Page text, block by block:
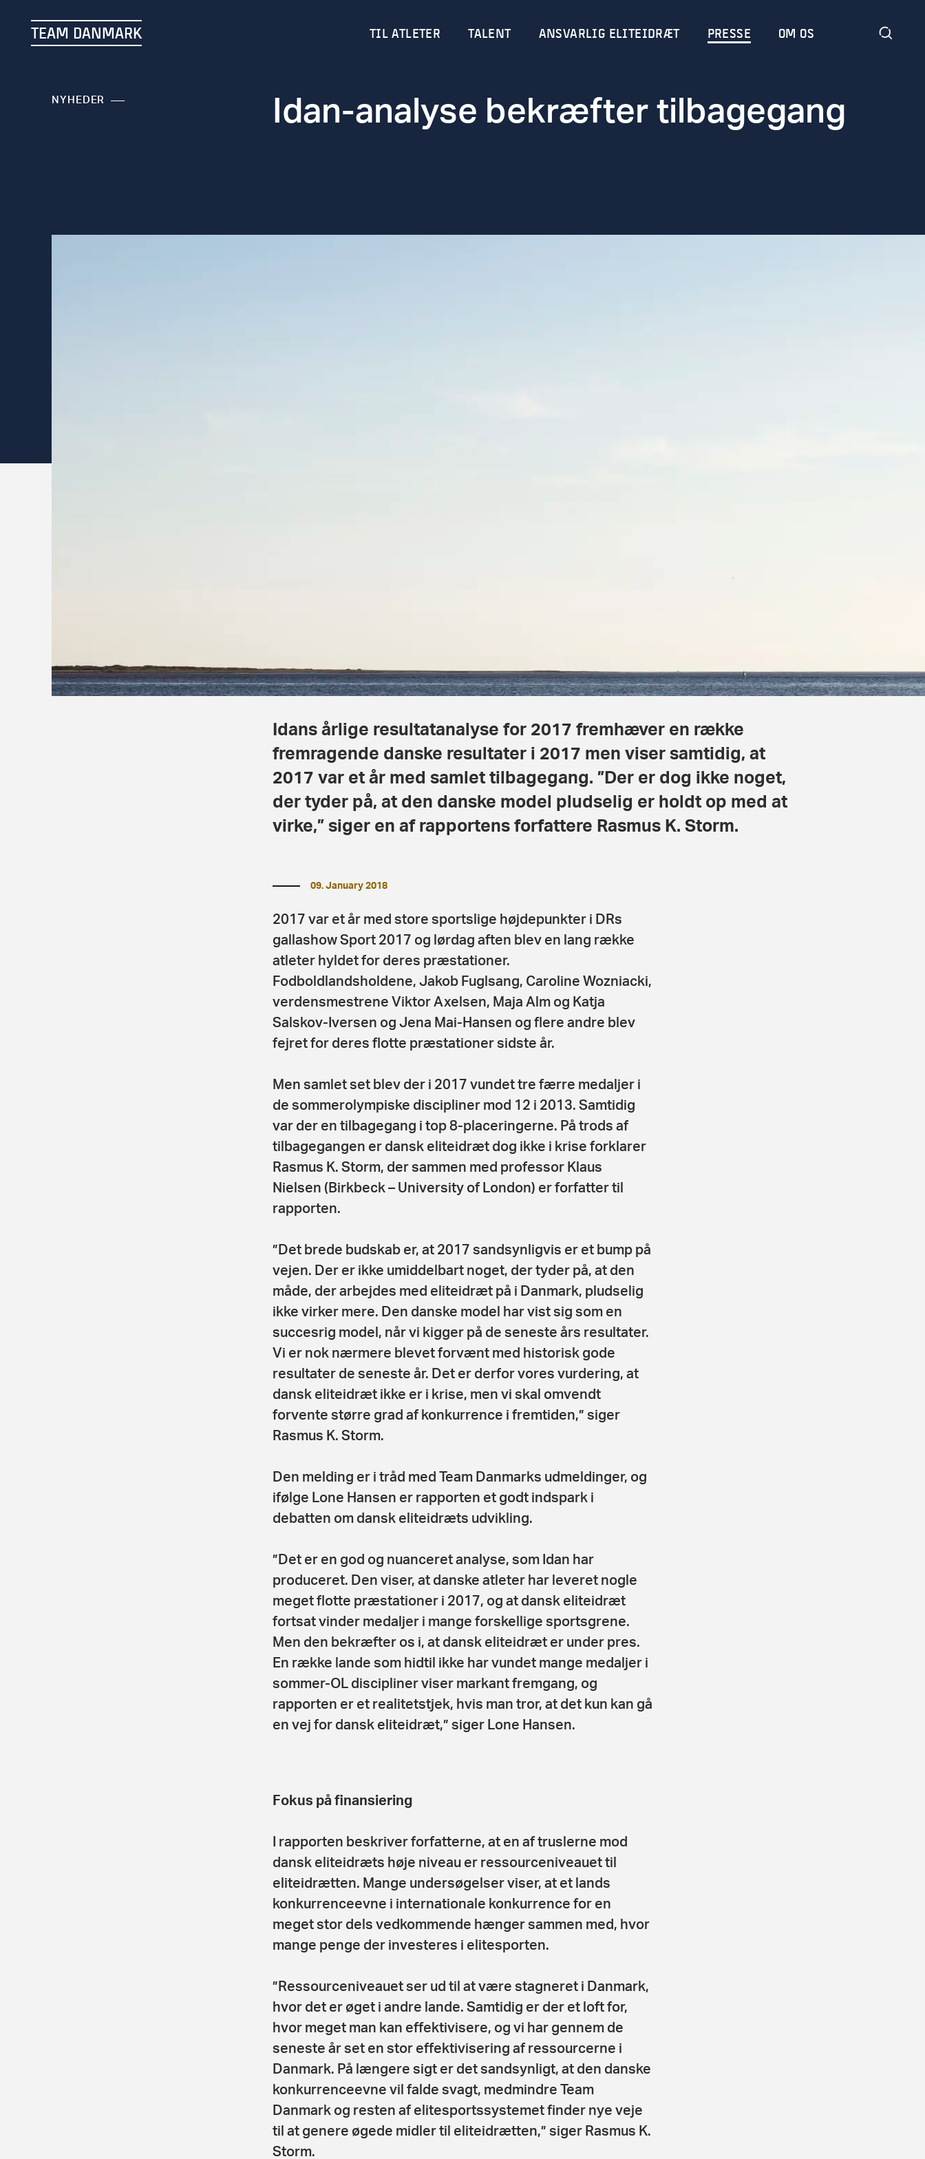
TEAM DANMARK TIL ATLETER TALENT ANSVARLIG ELITEIDRÆT PRESSE OM OS
NYHEDER Idan-analyse bekræfter tilbagegang
Idans årlige resultatanalyse for 2017 fremhæver en række
fremragende danske resultater i 2017 men viser samtidig, at
2017 var et år med samlet tilbagegang. ”Der er dog ikke noget,
der tyder på, at den danske model pludselig er holdt op med at
virke,” siger en af rapportens forfattere Rasmus K. Storm.
09. January 2018
2017 var et år med store sportslige højdepunkter i DRs
gallashow Sport 2017 og lørdag aften blev en lang række
atleter hyldet for deres præstationer.
Fodboldlandsholdene, Jakob Fuglsang, Caroline Wozniacki,
verdensmestrene Viktor Axelsen, Maja Alm og Katja
Salskov-Iversen og Jena Mai-Hansen og flere andre blev
fejret for deres flotte præstationer sidste år.
Men samlet set blev der i 2017 vundet tre færre medaljer i
de sommerolympiske discipliner mod 12 i 2013. Samtidig
var der en tilbagegang i top 8-placeringerne. På trods af
tilbagegangen er dansk eliteidræt dog ikke i krise forklarer
Rasmus K. Storm, der sammen med professor Klaus
Nielsen (Birkbeck – University of London) er forfatter til
rapporten.
”Det brede budskab er, at 2017 sandsynligvis er et bump på
vejen. Der er ikke umiddelbart noget, der tyder på, at den
måde, der arbejdes med eliteidræt på i Danmark, pludselig
ikke virker mere. Den danske model har vist sig som en
succesrig model, når vi kigger på de seneste års resultater.
Vi er nok nærmere blevet forvænt med historisk gode
resultater de seneste år. Det er derfor vores vurdering, at
dansk eliteidræt ikke er i krise, men vi skal omvendt
forvente større grad af konkurrence i fremtiden,” siger
Rasmus K. Storm.
Den melding er i tråd med Team Danmarks udmeldinger, og
ifølge Lone Hansen er rapporten et godt indspark i
debatten om dansk eliteidræts udvikling.
”Det er en god og nuanceret analyse, som Idan har
produceret. Den viser, at danske atleter har leveret nogle
meget flotte præstationer i 2017, og at dansk eliteidræt
fortsat vinder medaljer i mange forskellige sportsgrene.
Men den bekræfter os i, at dansk eliteidræt er under pres.
En række lande som hidtil ikke har vundet mange medaljer i
sommer-OL discipliner viser markant fremgang, og
rapporten er et realitetstjek, hvis man tror, at det kun kan gå
en vej for dansk eliteidræt,” siger Lone Hansen.
Fokus på finansiering
I rapporten beskriver forfatterne, at en af truslerne mod
dansk eliteidræts høje niveau er ressourceniveauet til
eliteidrætten. Mange undersøgelser viser, at et lands
konkurrenceevne i internationale konkurrence for en
meget stor dels vedkommende hænger sammen med, hvor
mange penge der investeres i elitesporten.
”Ressourceniveauet ser ud til at være stagneret i Danmark,
hvor det er øget i andre lande. Samtidig er der et loft for,
hvor meget man kan effektivisere, og vi har gennem de
seneste år set en stor effektivisering af ressourcerne i
Danmark. På længere sigt er det sandsynligt, at den danske
konkurrenceevne vil falde svagt, medmindre Team
Danmark og resten af elitesportssystemet finder nye veje
til at genere øgede midler til eliteidrætten,” siger Rasmus K.
Storm.